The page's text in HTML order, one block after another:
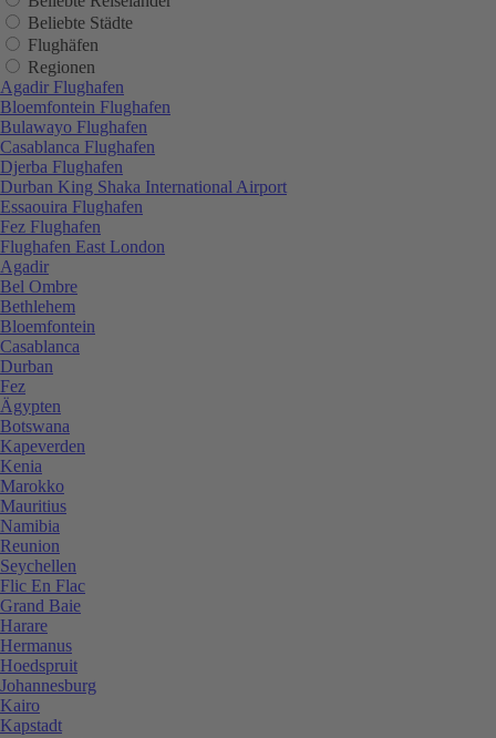
Beliebte Städte
Flughäfen
Regionen
Agadir Flughafen
Bloemfontein Flughafen
Bulawayo Flughafen
Casablanca Flughafen
Djerba Flughafen
Durban King Shaka International Airport
Essaouira Flughafen
Fez Flughafen
Flughafen East London
Agadir
Bel Ombre
Bethlehem
Bloemfontein
Casablanca
Durban
Fez
Ägypten
Botswana
Kapeverden
Kenia
Marokko
Mauritius
Namibia
Reunion
Seychellen
Flic En Flac
Grand Baie
Harare
Hermanus
Hoedspruit
Johannesburg
Kairo
Kapstadt